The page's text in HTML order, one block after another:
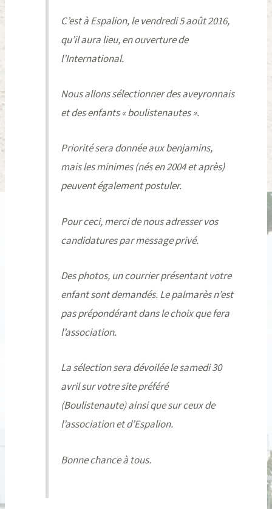
C’est à Espalion, le vendredi 5 août 2016,
qu’il aura lieu, en ouverture de
l’International.
Nous allons sélectionner des aveyronnais
et des enfants « boulistenautes ».
Priorité sera donnée aux benjamins,
mais les minimes (nés en 2004 et après)
peuvent également postuler.
Pour ceci, merci de nous adresser vos
candidatures par message privé.
Des photos, un courrier présentant votre
enfant sont demandés. Le palmarès n’est
pas prépondérant dans le choix que fera
l’association.
La sélection sera dévoilée le samedi 30
avril sur votre site préféré
(Boulistenaute) ainsi que sur ceux de
l’association et d’Espalion.
Bonne chance à tous.